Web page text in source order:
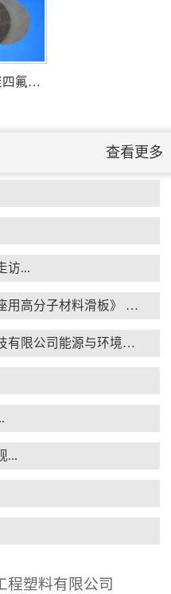
采摘...
发参观...
超高性能聚四氟乙烯滑板
查看更多
访...
交通运输行业标准《桥梁支座用高分子材料滑板》 送审稿审查会在京召开...
河北省科学院与远征环保科技有限公司能源与环境新材料成果转化基地签约暨揭牌仪式...
...
程塑料有限公司